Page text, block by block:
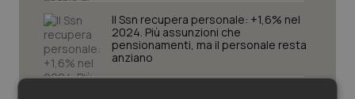
Toscana
Umbria
Obesità
Oftalmologia
Il Ssn recupera personale: +1,6% nel
2024. Più assunzioni che
pensionamenti, ma il personale resta
anziano